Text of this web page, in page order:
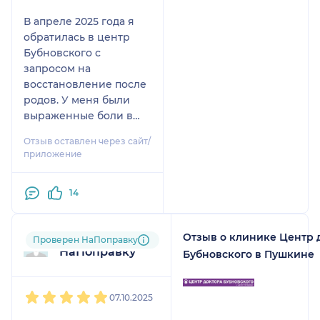
В апреле 2025 года я
обратилась в центр
Бубновского с
запросом на
восстановление после
родов. У меня были
выраженные боли в
отделе позвоночника,
тазобедренных
диагностирован
категорически
противопоказаны
сочленение, включая
упражнения на
Отзыв оставлен через сайт/
приложение
14
Пользователь
НаПоправку
Проверен НаПоправку
07.10.2025
Отзыв о клинике Центр
Бубновского в Пушкине